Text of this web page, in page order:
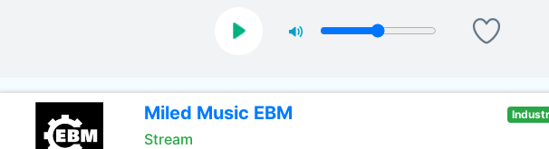
Miled Music EBM
Stream